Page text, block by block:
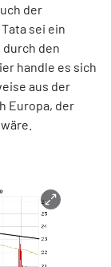
der
sei ein
den
handle es sich
aus der
Europa, der